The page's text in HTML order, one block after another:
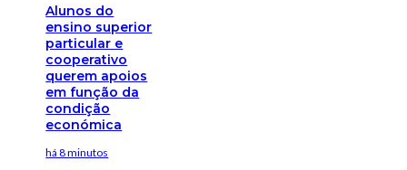
Alunos do
ensino superior
particular e
cooperativo
querem apoios
em função da
condição
económica
há 8 minutos